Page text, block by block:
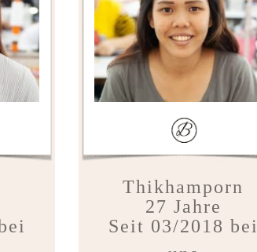
Thikhamporn
27 Jahre
Seit 03/2018 bei